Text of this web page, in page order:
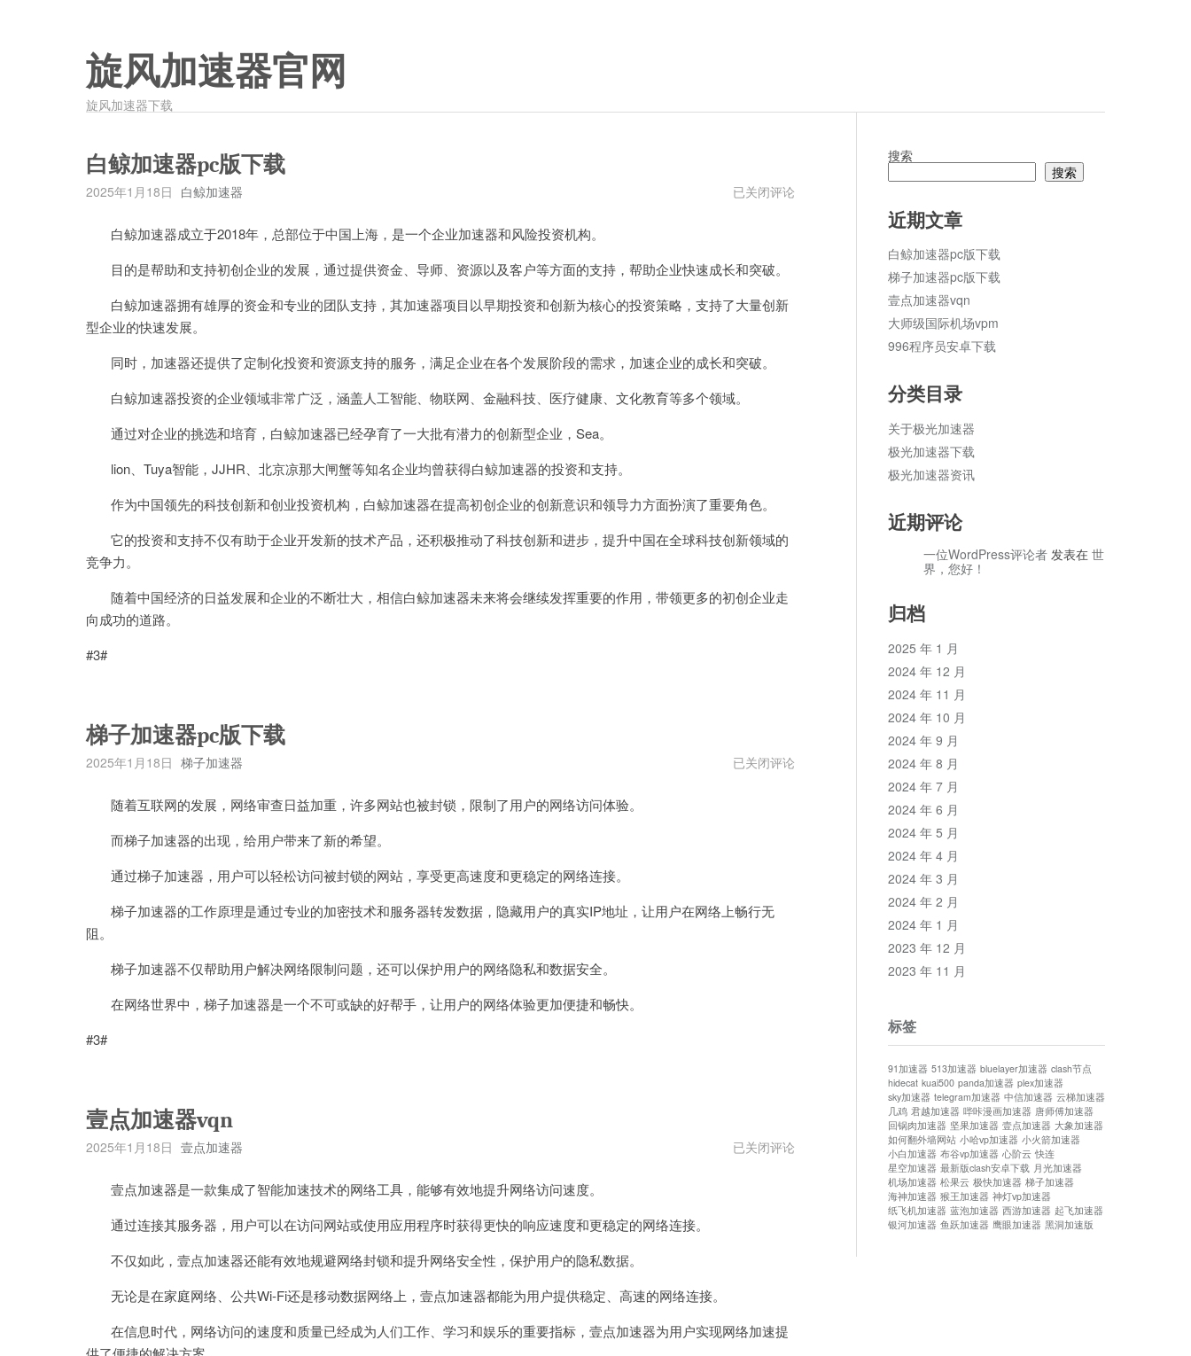
旋风加速器官网
旋风加速器下载
白鲸加速器pc版下载
2025年1月18日 白鲸加速器
白
pc
版
载
已关闭评论
白鲸加速器成立于2018年，总部位于中国上海，是一个企业加速器和风险投资机构。
目的是帮助和支持初创企业的发展，通过提供资金、导师、资源以及客户等方面的支持，帮助企业快速成长和突破。
白鲸加速器拥有雄厚的资金和专业的团队支持，其加速器项目以早期投资和创新为核心的投资策略，支持了大量创新
型企业的快速发展。
同时，加速器还提供了定制化投资和资源支持的服务，满足企业在各个发展阶段的需求，加速企业的成长和突破。
白鲸加速器投资的企业领域非常广泛，涵盖人工智能、物联网、金融科技、医疗健康、文化教育等多个领域。
通过对企业的挑选和培育，白鲸加速器已经孕育了一大批有潜力的创新型企业，Sea。
lion、Tuya智能，JJHR、北京凉那大闸蟹等知名企业均曾获得白鲸加速器的投资和支持。
作为中国领先的科技创新和创业投资机构，白鲸加速器在提高初创企业的创新意识和领导力方面扮演了重要角色。
它的投资和支持不仅有助于企业开发新的技术产品，还积极推动了科技创新和进步，提升中国在全球科技创新领域的
竞争力。
随着中国经济的日益发展和企业的不断壮大，相信白鲸加速器未来将会继续发挥重要的作用，带领更多的初创企业走
向成功的道路。
#3#
梯子加速器pc版下载
2025年1月18日 梯子加速器
梯
已关闭评论
随着互联网的发展，网络审查日益加重，许多网站也被封锁，限制了用户的网络访问体验。
而梯子加速器的出现，给用户带来了新的希望。
通过梯子加速器，用户可以轻松访问被封锁的网站，享受更高速度和更稳定的网络连接。
梯子加速器的工作原理是通过专业的加密技术和服务器转发数据，隐藏用户的真实IP地址，让用户在网络上畅行无
阻。
梯子加速器不仅帮助用户解决网络限制问题，还可以保护用户的网络隐私和数据安全。
在网络世界中，梯子加速器是一个不可或缺的好帮手，让用户的网络体验更加便捷和畅快。
#3#
壹点加速器vqn
2025年1月18日 壹点加速器
壹
已关闭评论
壹点加速器是一款集成了智能加速技术的网络工具，能够有效地提升网络访问速度。
通过连接其服务器，用户可以在访问网站或使用应用程序时获得更快的响应速度和更稳定的网络连接。
不仅如此，壹点加速器还能有效地规避网络封锁和提升网络安全性，保护用户的隐私数据。
无论是在家庭网络、公共Wi-Fi还是移动数据网络上，壹点加速器都能为用户提供稳定、高速的网络连接。
在信息时代，网络访问的速度和质量已经成为人们工作、学习和娱乐的重要指标，壹点加速器为用户实现网络加速提
搜索
搜索
近期文章
白鲸加速器pc版下载
梯子加速器pc版下载
壹点加速器vqn
大师级国际机场vpm
996程序员安卓下载
分类目录
关于极光加速器
极光加速器下载
极光加速器资讯
近期评论
一位WordPress评论者 发表在 世
界，您好！
归档
2025 年 1 月
2024 年 12 月
2024 年 11 月
2024 年 10 月
2024 年 9 月
2024 年 8 月
2024 年 7 月
2024 年 6 月
2024 年 5 月
2024 年 4 月
2024 年 3 月
2024 年 2 月
2024 年 1 月
2023 年 12 月
2023 年 11 月
标签
91加速器 513加速器 bluelayer加速器 clash节点
hidecat kuai500 panda加速器 plex加速器
sky加速器 telegram加速器 中信加速器 云梯加速器
几鸡 君越加速器 哔咔漫画加速器 唐师傅加速器
回锅肉加速器 坚果加速器 壹点加速器 大象加速器
如何翻外墙网站 小哈vp加速器 小火箭加速器
小白加速器 布谷vp加速器 心阶云 快连
星空加速器 最新版clash安卓下载 月光加速器
机场加速器 松果云 极快加速器 梯子加速器
海神加速器 猴王加速器 神灯vp加速器
纸飞机加速器 蓝泡加速器 西游加速器 起飞加速器
银河加速器 鱼跃加速器 鹰眼加速器 黑洞加速版